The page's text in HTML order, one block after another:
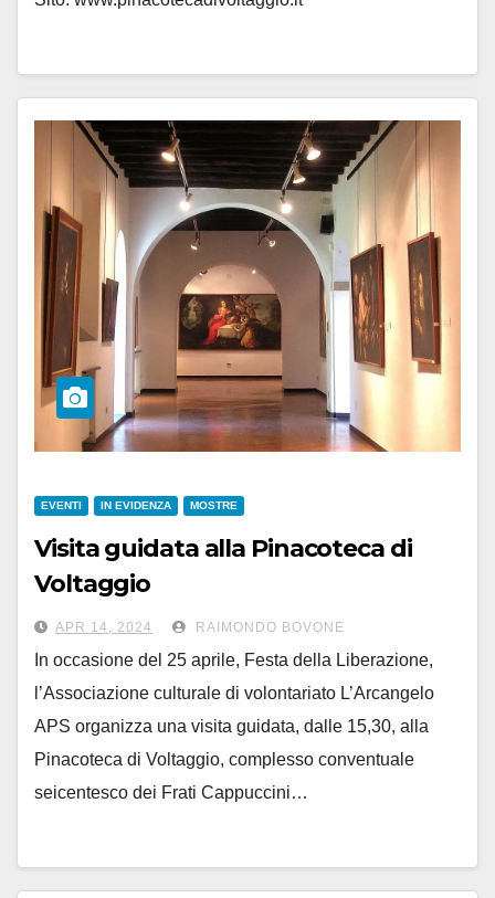
EVENTI IN EVIDENZA MOSTRE
Visita guidata alla Pinacoteca di
Voltaggio
il 25 aprile, dalle 15.30
APR 14, 2024 RAIMONDO BOVONE
In occasione del 25 aprile, Festa della Liberazione,
l’Associazione culturale di volontariato L’Arcangelo
APS organizza una visita guidata, dalle 15,30, alla
Pinacoteca di Voltaggio, complesso conventuale
seicentesco dei Frati Cappuccini…